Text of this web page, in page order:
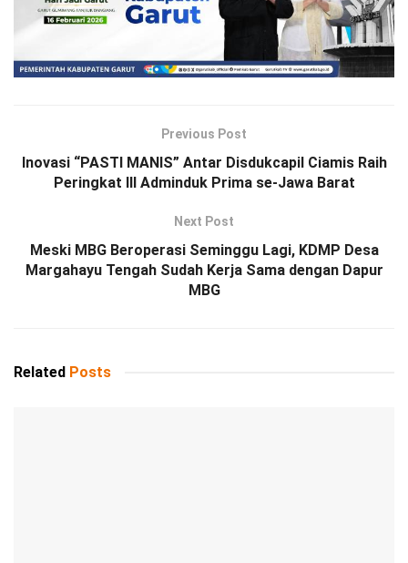
Previous Post
Inovasi “PASTI MANIS” Antar Disdukcapil Ciamis Raih
Peringkat III Adminduk Prima se-Jawa Barat
Next Post
Meski MBG Beroperasi Seminggu Lagi, KDMP Desa
Margahayu Tengah Sudah Kerja Sama dengan Dapur
MBG
Related Posts